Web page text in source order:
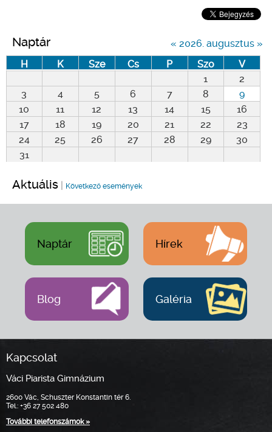
Naptár « 2026. augusztus »
H
K Sze Cs P Szo
V
1
2
3
4 5 6 7 8
9
10
11 12 13 14 15
16
17
18 19 20 21 22
23
24
25 26 27 28 29
30
31
Aktuális | Következő események
Naptár Hírek
Blog Galéria
Kapcsolat
Váci Piarista Gimnázium
2600 Vác, Schuszter Konstantin tér 6.
Tel.: +36 27 502 480
További telefonszámok »